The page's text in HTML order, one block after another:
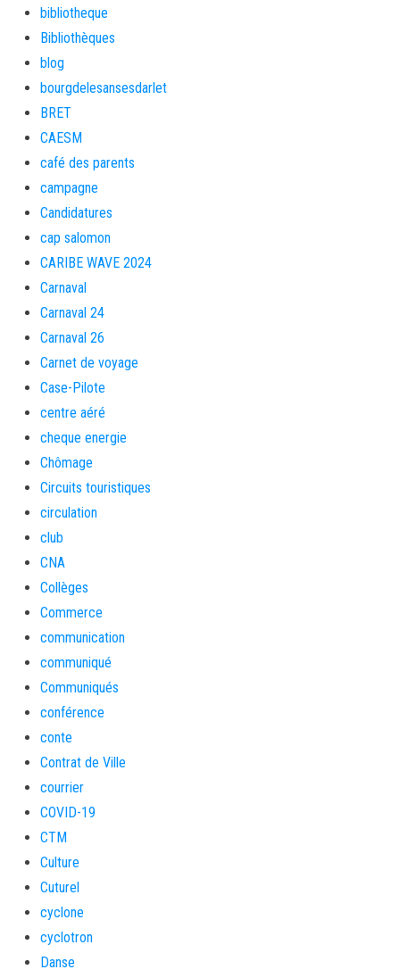
bibliotheque
Bibliothèques
blog
bourgdelesansesdarlet
BRET
CAESM
café des parents
campagne
Candidatures
cap salomon
CARIBE WAVE 2024
Carnaval
Carnaval 24
Carnaval 26
Carnet de voyage
Case-Pilote
centre aéré
cheque energie
Chômage
Circuits touristiques
circulation
club
CNA
Collèges
Commerce
communication
communiqué
Communiqués
conférence
conte
Contrat de Ville
courrier
COVID-19
CTM
Culture
Cuturel
cyclone
cyclotron
Danse